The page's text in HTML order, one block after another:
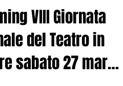
VIII Giornata
del Teatro in
sabato 27 marzo